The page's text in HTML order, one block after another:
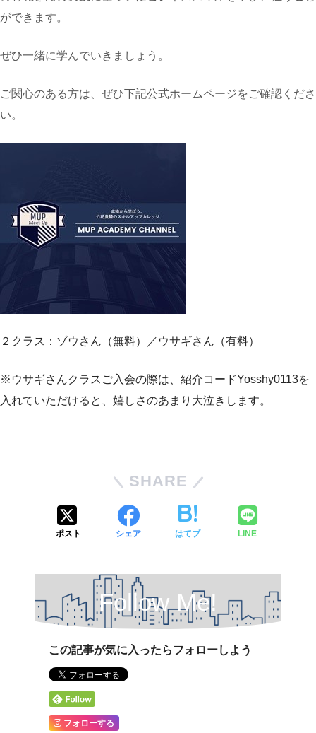
ができます。
ぜひ一緒に学んでいきましょう。
ご関心のある方は、ぜひ下記公式ホームページをご確認くださ
い。
２クラス：ゾウさん（無料）／ウサギさん（有料）
※ウサギさんクラスご入会の際は、紹介コードYosshy0113を
入れていただけると、嬉しさのあまり大泣きします。
SHARE
ポスト シェア はてブ LINE
Follow Me!
この記事が気に入ったらフォローしよう
フォローする